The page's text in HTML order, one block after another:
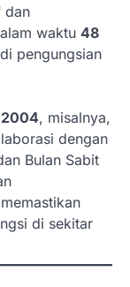
dan
waktu 48
pengungsian
2004, misalnya,
dengan
Bulan Sabit
di sekitar